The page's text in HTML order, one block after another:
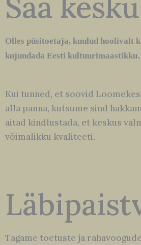
Olles püsitoetaja, kuulud hoolivalt
kujundada Eesti kultuurimaastikku.
Kui tunned, et soovid
alla panna, kutsume sind
aitad kindlustada, et keskus
võimalikku kvaliteeti.
Tagame toetuste ja